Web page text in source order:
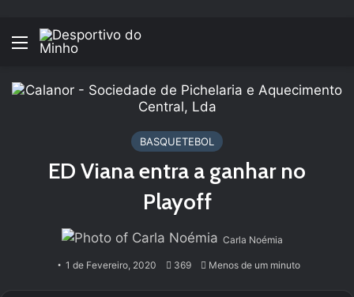
Menu
BASQUETEBOL
ED Viana entra a ganhar no
Playoff
Carla Noémia
1 de Fevereiro, 2020 369 Menos de um minuto